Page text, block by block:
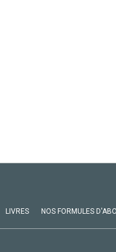
LIVRES NOS FORMULES